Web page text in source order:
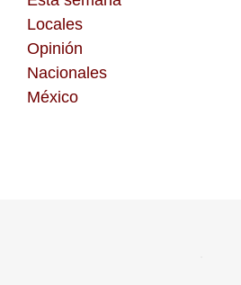
Locales
Opinión
Nacionales
México